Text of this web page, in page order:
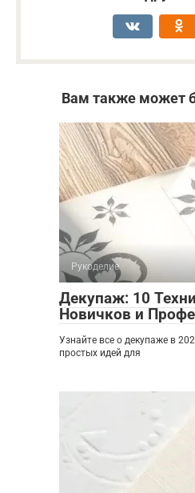
Вам также может
Рукоделие
Декупаж: 10
Новичков и
Узнайте все о декупаже в
простых идей для